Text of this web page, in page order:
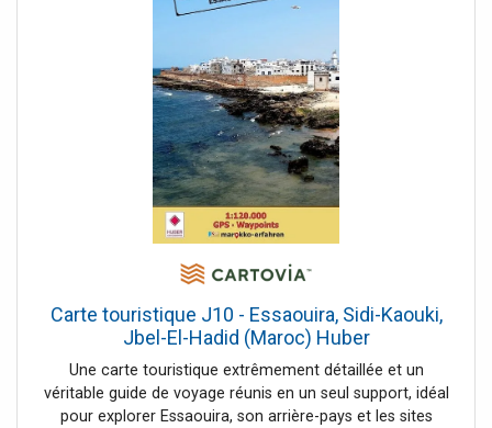
Carte touristique J10 - Essaouira, Sidi-Kaouki,
Jbel-El-Hadid (Maroc) Huber
Une carte touristique extrêmement détaillée et un
véritable guide de voyage réunis en un seul support, idéal
pour explorer Essaouira, son arrière-pays et les sites